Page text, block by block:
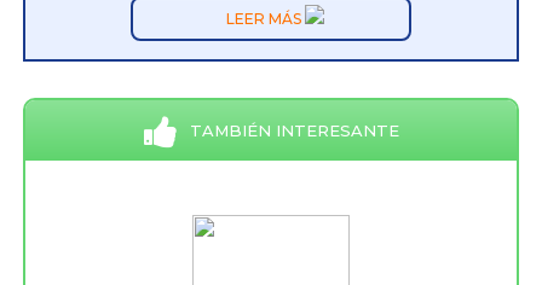
LEER MÁS
TAMBIÉN INTERESANTE